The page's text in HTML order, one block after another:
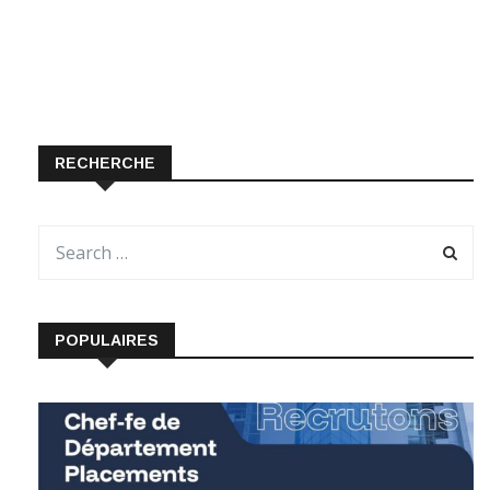
RECHERCHE
POPULAIRES